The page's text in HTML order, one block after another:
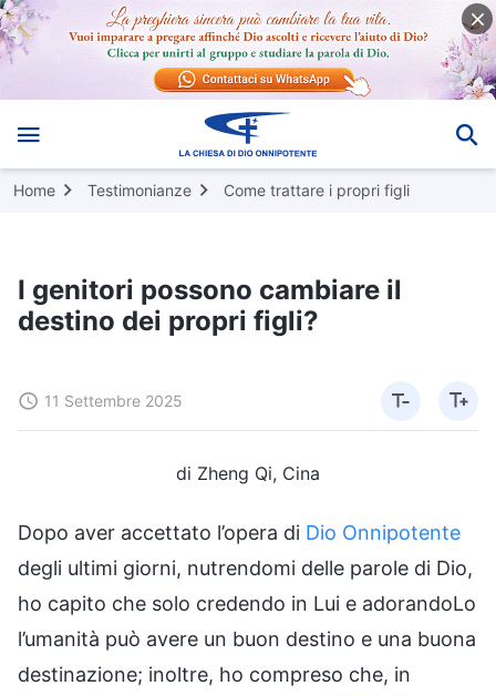
Home Testimonianze Come trattare i propri figli
I genitori possono cambiare il
destino dei propri figli?
11 Settembre 2025
di Zheng Qi, Cina
Dopo aver accettato l’opera di Dio Onnipotente
degli ultimi giorni, nutrendomi delle parole di Dio,
ho capito che solo credendo in Lui e adorandoLo
l’umanità può avere un buon destino e una buona
destinazione; inoltre, ho compreso che, in